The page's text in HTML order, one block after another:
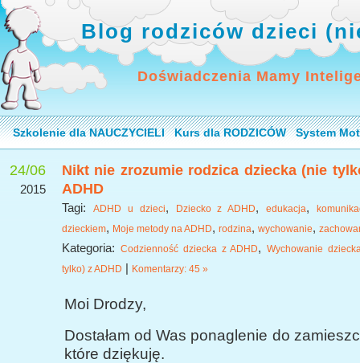
Blog rodziców dzieci
Doświadczenia Mamy
Szkolenie dla NAUCZYCIELI Kurs dla RODZICÓW System
24/06
2015
Nikt nie zrozumie rodzica dziecka (nie
ADHD
Tagi: ADHD u dzieci, Dziecko z ADHD,edukacja,
dzieckiem, Moje metody na ADHD, rodzina, wychowanie,
Kategoria: Codzienność dziecka z ADHD,Wychowanie
tylko) z ADHD | Komentarzy: 45 »
Moi Drodzy,
Dostałam od Was ponaglenie do
które dziękuję.